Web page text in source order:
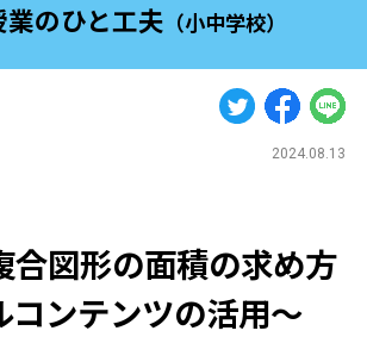
のひと工夫 （小中学校）
2024.08.13
合図形の面積の求め方
コンテンツの活用～